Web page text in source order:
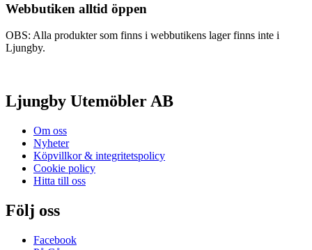
Webbutiken alltid öppen
OBS: Alla produkter som finns i webbutikens lager finns inte i
Ljungby.
Ljungby Utemöbler AB
Om oss
Nyheter
Köpvillkor & integritetspolicy
Cookie policy
Hitta till oss
Följ oss
Facebook